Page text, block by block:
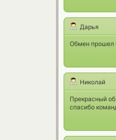
Дарья
Обмен прошел
Николай
Прекрасный
спасибо